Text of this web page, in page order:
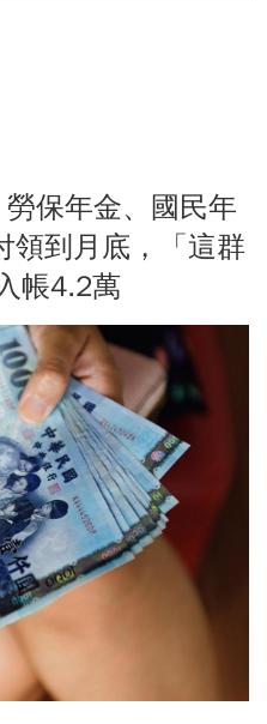
保年金、國民年
到月底，「這群
帳4.2萬